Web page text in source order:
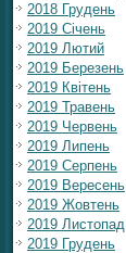
2018 Грудень
2019 Січень
2019 Лютий
2019 Березень
2019 Квітень
2019 Травень
2019 Червень
2019 Липень
2019 Серпень
2019 Вересень
2019 Жовтень
2019 Листопад
2019 Грудень